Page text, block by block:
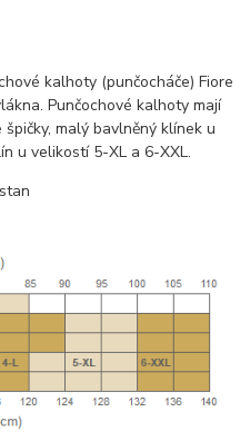
kalhoty (punčocháče) Fiore
Punčochové kalhoty mají
malý bavlněný klínek u
u velikostí 5-XL a 6-XXL.